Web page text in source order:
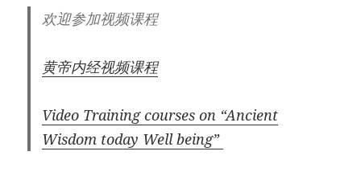
欢迎参加视频课程
黄帝内经视频课程
Video Trainingcourses on “Ancient
Wisdom today Well being”